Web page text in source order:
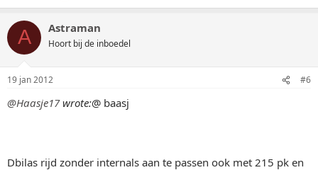
A Astraman
Hoort bij de inboedel
19 jan 2012 #6
@Haasje17wrote:@ baasj
Dbilas rijd zonder internals aan te passen ook met 215 pk en